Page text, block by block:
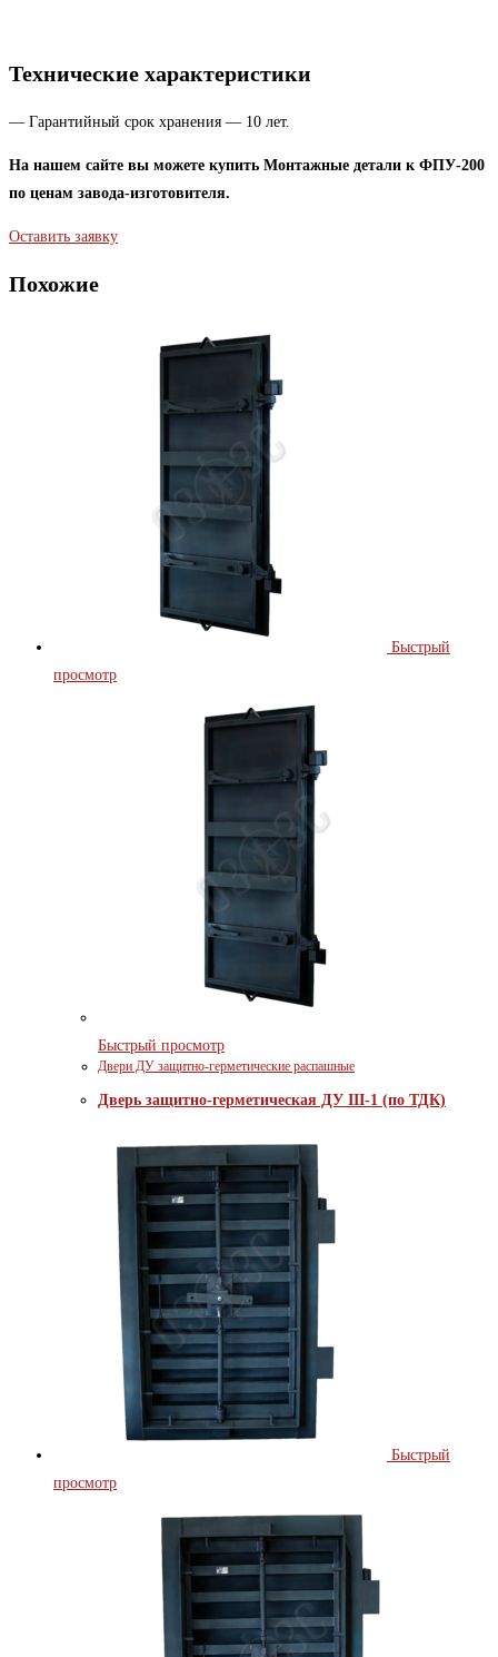
Технические характеристики
— Гарантийный срок хранения — 10 лет.
На нашем сайте вы можете купить Монтажные детали к ФПУ-200
по ценам завода-изготовителя.
Оставить заявку
Похожие
Быстрый
просмотр
Быстрый просмотр
Двери ДУ защитно-герметические распашные
Дверь защитно-герметическая ДУ III-1 (по ТДК)
Быстрый
просмотр